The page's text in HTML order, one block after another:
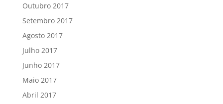
Outubro 2017
Setembro 2017
Agosto 2017
Julho 2017
Junho 2017
Maio 2017
Abril 2017